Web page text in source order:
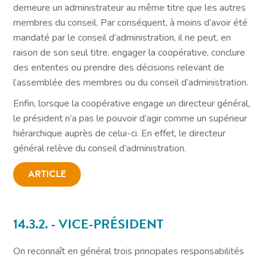
demeure un administrateur au même titre que les autres
membres du conseil. Par conséquent, à moins d’avoir été
mandaté par le conseil d’administration, il ne peut, en
raison de son seul titre, engager la coopérative, conclure
des ententes ou prendre des décisions relevant de
l’assemblée des membres ou du conseil d’administration.
Enfin, lorsque la coopérative engage un directeur général,
le président n’a pas le pouvoir d’agir comme un supérieur
hiérarchique auprès de celui-ci. En effet, le directeur
général relève du conseil d’administration.
ARTICLE
14.3.2. - VICE-PRÉSIDENT
On reconnaît en général trois principales responsabilités